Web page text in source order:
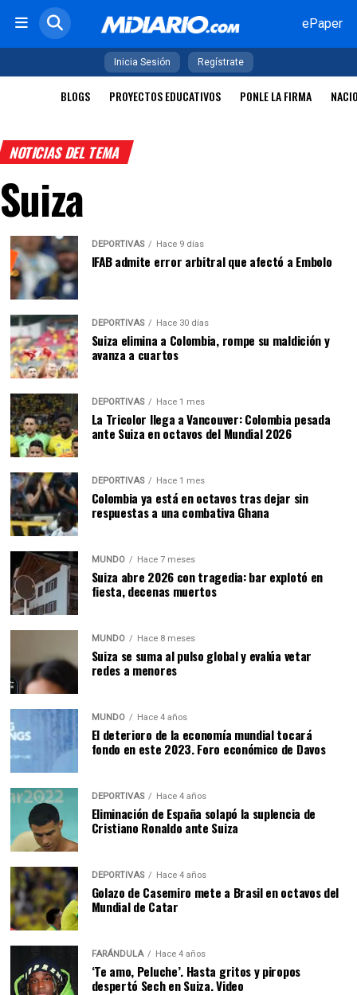
ePaper
Inicia Sesión Regístrate
BLOGS PROYECTOS EDUCATIVOS PONLE LA FIRMA
NOTICIAS DEL TEMA
Suiza
DEPORTIVAS Hace 9 días
IFAB admite error arbitral que afectó a Embolo
DEPORTIVAS Hace 30 días
Suiza elimina a Colombia, rompe su maldición y
avanza a cuartos
DEPORTIVAS Hace 1 mes
La Tricolor llega a Vancouver: Colombia pesada
ante Suiza en octavos del Mundial 2026
DEPORTIVAS Hace 1 mes
Colombia ya está en octavos tras dejar sin
respuestas a una combativa Ghana
MUNDO Hace 7 meses
Suiza abre 2026 con tragedia: bar explotó en
fiesta, decenas muertos
MUNDO Hace 8 meses
Suiza se suma al pulso global y evalúa vetar
redes a menores
MUNDO Hace 4 años
El deterioro de la economía mundial tocará
fondo en este 2023. Foro económico de Davos
DEPORTIVAS Hace 4 años
Eliminación de España solapó la suplencia de
Cristiano Ronaldo ante Suiza
DEPORTIVAS Hace 4 años
Golazo de Casemiro mete a Brasil en octavos del
Mundial de Catar
FARÁNDULA Hace 4 años
‘Te amo, Peluche’. Hasta gritos y piropos
despertó Sech en Suiza. Video